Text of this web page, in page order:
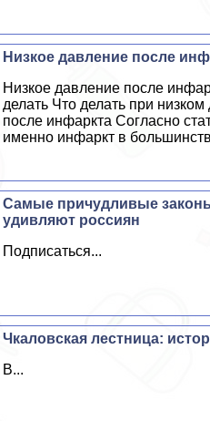
Низкое давление после
Низкое давление после
делать Что делать при
после инфаркта Согласно
именно инфаркт в
Самые причудливые
удивляют россиян
Подписаться...
Чкаловская лестница:
В...